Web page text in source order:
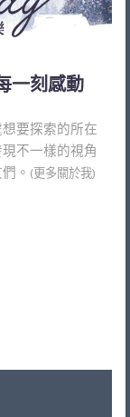
刻感動
要探索的所在
不一樣的視角
。 (更多關於我)